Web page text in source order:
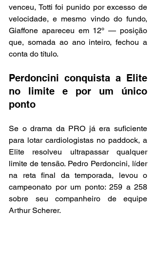
venceu, Totti foi punido por excesso de
velocidade, e mesmo vindo do fundo,
Giaffone apareceu em 12º — posição
que, somada ao ano inteiro, fechou a
conta do título.
Perdoncini conquista a Elite
no limite e por um único
ponto
Se o drama da PRO já era suficiente
para lotar cardiologistas no paddock, a
Elite resolveu ultrapassar qualquer
limite de tensão. Pedro Perdoncini, líder
na reta final da temporada, levou o
campeonato por um ponto: 259 a 258
sobre seu companheiro de equipe
Arthur Scherer.